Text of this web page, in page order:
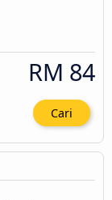
RM 84
Cari